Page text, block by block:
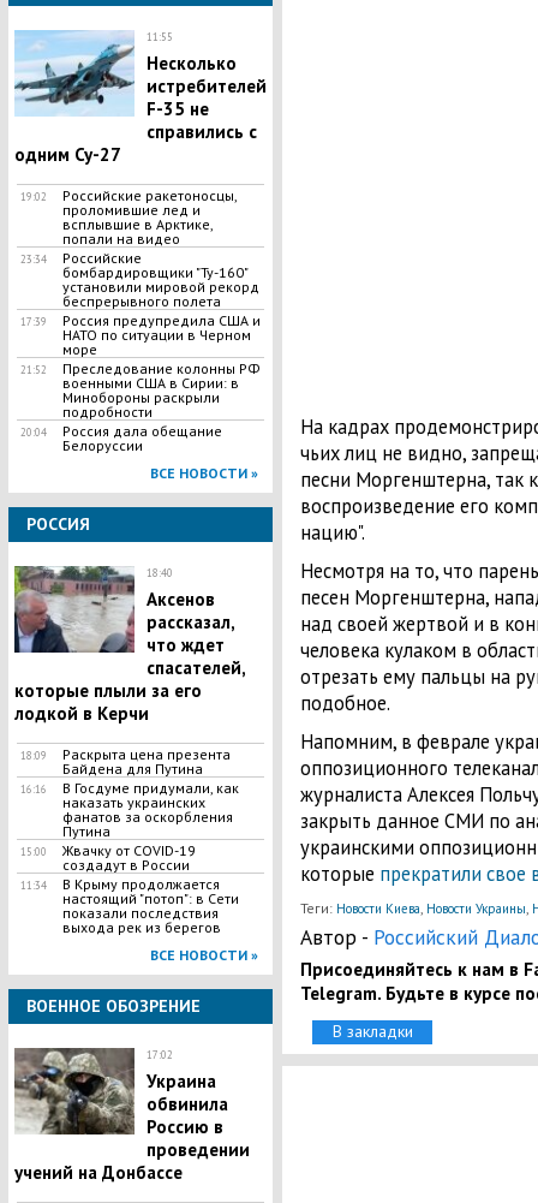
11:55
Несколько
истребителей
F-35 не
справились с
одним Су-27
19:02
Российские ракетоносцы,
проломившие лед и
всплывшие в Арктике,
попали на видео
23:34
Российские
бомбардировщики "Ту-160"
установили мировой рекорд
беспрерывного полета
17:39
Россия предупредила США и
НАТО по ситуации в Черном
море
21:52
Преследование колонны РФ
военными США в Сирии: в
Минобороны раскрыли
подробности
20:04
Россия дала обещание
Белоруссии
ВСЕ НОВОСТИ »
РОССИЯ
18:40
Аксенов
рассказал,
что ждет
спасателей,
которые плыли за его
лодкой в Керчи
18:09
Раскрыта цена презента
Байдена для Путина
16:16
В Госдуме придумали, как
наказать украинских
фанатов за оскорбления
Путина
15:00
Жвачку от COVID-19
создадут в России
11:34
В Крыму продолжается
настоящий "потоп": в Сети
показали последствия
выхода рек из берегов
ВСЕ НОВОСТИ »
ВОЕННОЕ ОБОЗРЕНИЕ
17:02
Украина
обвинила
Россию в
проведении
учений на Донбассе
На кадрах
чьих лиц не видно,
песни Моргенштерна, так
воспроизведение его
нацию".
Несмотря на то, что
песен Моргенштерна,
над своей жертвой и в
человека кулаком в
отрезать ему пальцы на
подобное.
Напомним, в феврале
оппозиционного
журналиста Алексея
закрыть данное СМИ по
украинскими
которые прекратили свое
Теги: Новости Киева, Новости Украины,
Автор - Российский
Присоединяйтесь к нам в
Telegram. Будьте в курсе
В закладки